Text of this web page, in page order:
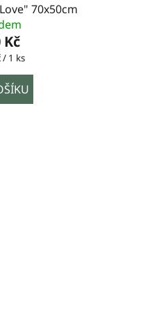
70x50cm
Kč
/ 1 ks